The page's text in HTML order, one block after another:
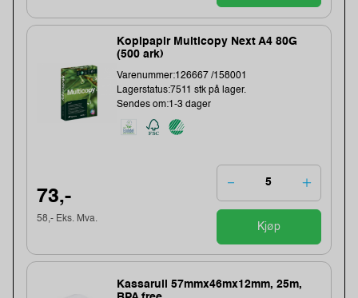
Kopipapir Multicopy Next A4 80G
(500 ark)
Varenummer:126667 /158001
Lagerstatus:7511 stk på lager.
Sendes om:1-3 dager
73,-
58,- Eks. Mva.
Kjøp
Kassarull 57mmx46mx12mm, 25m,